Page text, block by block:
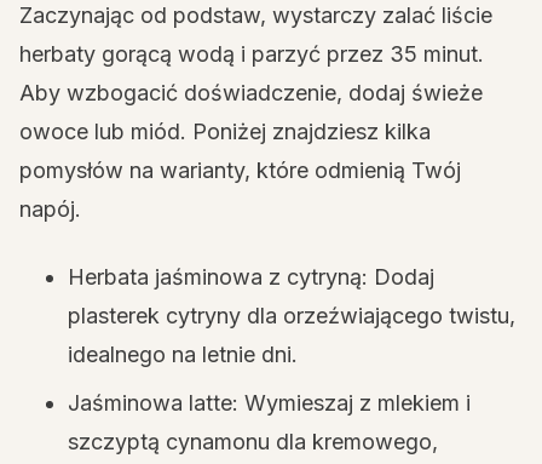
Zaczynając od podstaw, wystarczy zalać liście
herbaty gorącą wodą i parzyć przez 35 minut.
Aby wzbogacić doświadczenie, dodaj świeże
owoce lub miód. Poniżej znajdziesz kilka
pomysłów na warianty, które odmienią Twój
napój.
Herbata jaśminowa z cytryną: Dodaj
plasterek cytryny dla orzeźwiającego twistu,
idealnego na letnie dni.
Jaśminowa latte: Wymieszaj z mlekiem i
szczyptą cynamonu dla kremowego,